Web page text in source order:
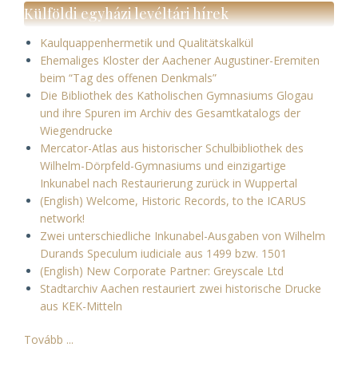
Külföldi egyházi levéltári hírek
Kaulquappenhermetik und Qualitätskalkül
Ehemaliges Kloster der Aachener Augustiner-Eremiten
beim “Tag des offenen Denkmals”
Die Bibliothek des Katholischen Gymnasiums Glogau
und ihre Spuren im Archiv des Gesamtkatalogs der
Wiegendrucke
Mercator-Atlas aus historischer Schulbibliothek des
Wilhelm-Dörpfeld-Gymnasiums und einzigartige
Inkunabel nach Restaurierung zurück in Wuppertal
(English) Welcome, Historic Records, to the ICARUS
network!
Zwei unterschiedliche Inkunabel-Ausgaben von Wilhelm
Durands Speculum iudiciale aus 1499 bzw. 1501
(English) New Corporate Partner: Greyscale Ltd
Stadtarchiv Aachen restauriert zwei historische Drucke
aus KEK-Mitteln
Tovább ...